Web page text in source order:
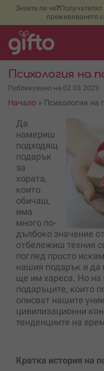
Знаете ли
преживяването
Психология на
Публикувано на 02.03.2023
Начало » Психология на
Да
намериш
подходящ
подарък
за
хората,
които
обичаш,
има
много по-
дълбоко значение от
отбележиш техния
поглед просто
нашия подарък и
ще им хареса. Но на
подаръците, които
описват нашите
цивилизационни
тенденциите на
Кратка история на